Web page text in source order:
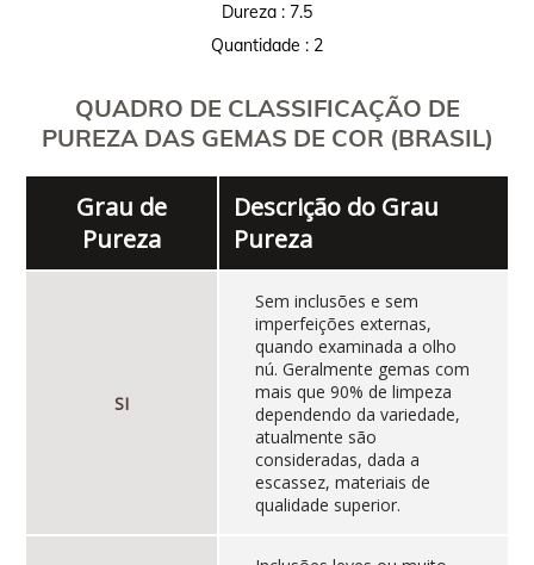
Dureza : 7.5
Quantidade : 2
QUADRO DE CLASSIFICAÇÃO DE
PUREZA DAS GEMAS DE COR (BRASIL)
Grau de
Pureza
Descrição do Grau
Pureza
SI
Sem inclusões e sem
imperfeições externas,
quando examinada a olho
nú. Geralmente gemas com
mais que 90% de limpeza
dependendo da variedade,
atualmente são
consideradas, dada a
escassez, materiais de
qualidade superior.